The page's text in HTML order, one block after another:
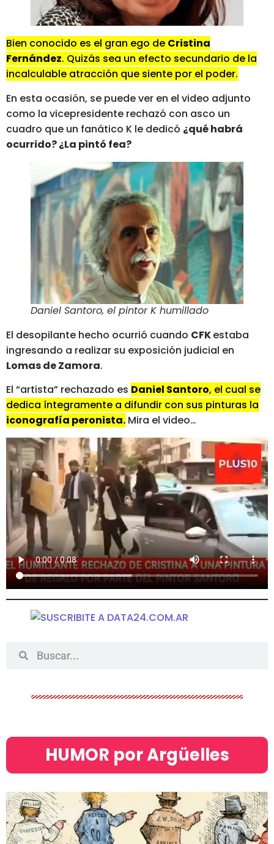
Bien conocido es el gran ego de Cristina
Fernández. Quizás sea un efecto secundario de la
incalculable atracción que siente por el poder.
En esta ocasión, se puede ver en el video adjunto
como la vicepresidente rechazó con asco un
cuadro que un fanático K le dedicó ¿qué habrá
ocurrido? ¿La pintó fea?
Daniel Santoro, el pintor K humillado
El desopilante hecho ocurrió cuando CFKestaba
ingresando a realizar su exposición judicial en
Lomas de Zamora.
El “artista” rechazado es Daniel Santoro, el cual se
dedica íntegramente a difundir con sus pinturas la
iconografía peronista. Mira el video…
HUMOR por Argüelles​